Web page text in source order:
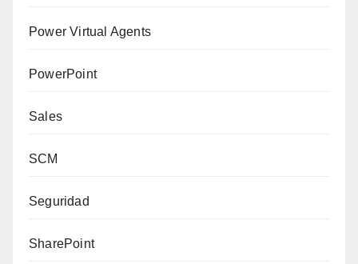
Power Virtual Agents
PowerPoint
Sales
SCM
Seguridad
SharePoint